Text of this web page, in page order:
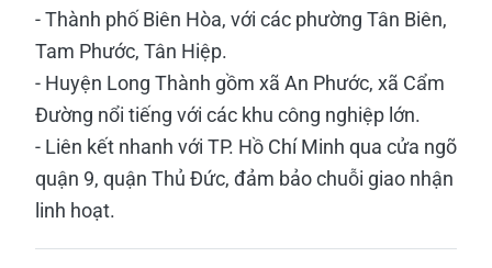
- Thành phố Biên Hòa, với các phường Tân Biên,
Tam Phước, Tân Hiệp.
- Huyện Long Thành gồm xã An Phước, xã Cẩm
Đường nổi tiếng với các khu công nghiệp lớn.
- Liên kết nhanh với TP. Hồ Chí Minh qua cửa ngõ
quận 9, quận Thủ Đức, đảm bảo chuỗi giao nhận
linh hoạt.